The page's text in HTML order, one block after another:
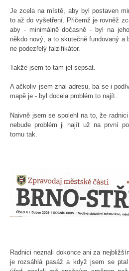
Je zcela na místě, aby byl postaven
to až do vyšetření. Přičemž je rovněž
aby - minimálně dočasně - byl na
někdo nový, a to skutečně fundovaný a
ne podezřelý falzifikátor.
Takže jsem to tam jel sepsat.
A ačkoliv jsem znal adresu, ba se i
mapě je - byl docela problém to najít.
Naivně jsem se spolehl na to, že
nebude problém ji najít už na první
tomu tak.
Radnici neznali dokonce ani za
je rozsáhlá pasáž a když jsem se